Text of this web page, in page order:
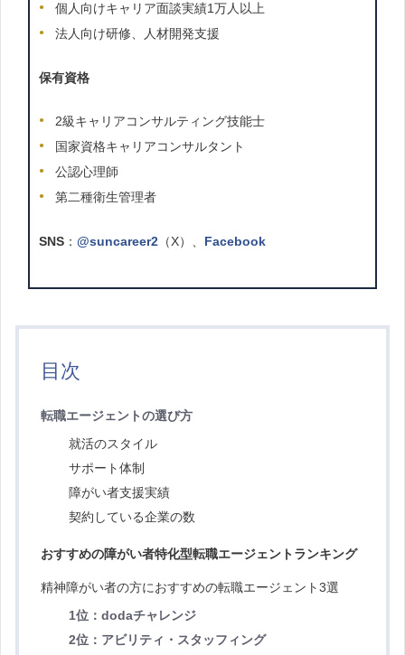
個人向けキャリア面談実績1万人以上
法人向け研修、人材開発支援
保有資格
2級キャリアコンサルティング技能士
国家資格キャリアコンサルタント
公認心理師
第二種衛生管理者
SNS ： @suncareer2 （X）、 Facebook
目次
転職エージェントの選び方
就活のスタイル
サポート体制
障がい者支援実績
契約している企業の数
おすすめの障がい者特化型転職エージェントランキング
精神障がい者の方におすすめの転職エージェント3選
1位：dodaチャレンジ
2位：アビリティ・スタッフィング